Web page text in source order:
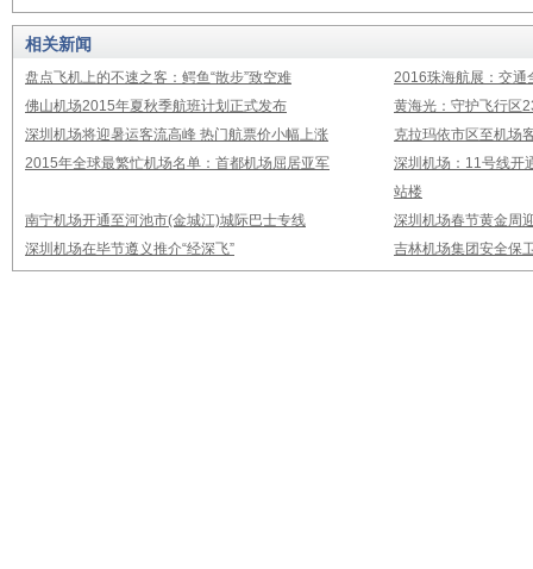
相关新闻
盘点飞机上的不速之客：鳄鱼“散步”致空难
2016珠海航展：交通
佛山机场2015年夏秋季航班计划正式发布
黄海光：守护飞行区
深圳机场将迎暑运客流高峰 热门航票价小幅上涨
克拉玛依市区至机场
2015年全球最繁忙机场名单：首都机场屈居亚军
深圳机场：11号线开
站楼
南宁机场开通至河池市(金城江)城际巴士专线
深圳机场春节黄金周
深圳机场在毕节遵义推介“经深飞”
吉林机场集团安全保